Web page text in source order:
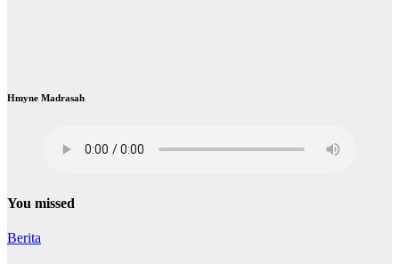
Hmyne Madrasah
You missed
Berita